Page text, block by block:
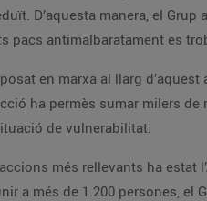
D’aquesta manera, el
pacs antimalbaratament es
posat en marxa al llarg
ha permès sumar milers
de vulnerabilitat.
més rellevants ha estat
a més de 1.200 persones, el